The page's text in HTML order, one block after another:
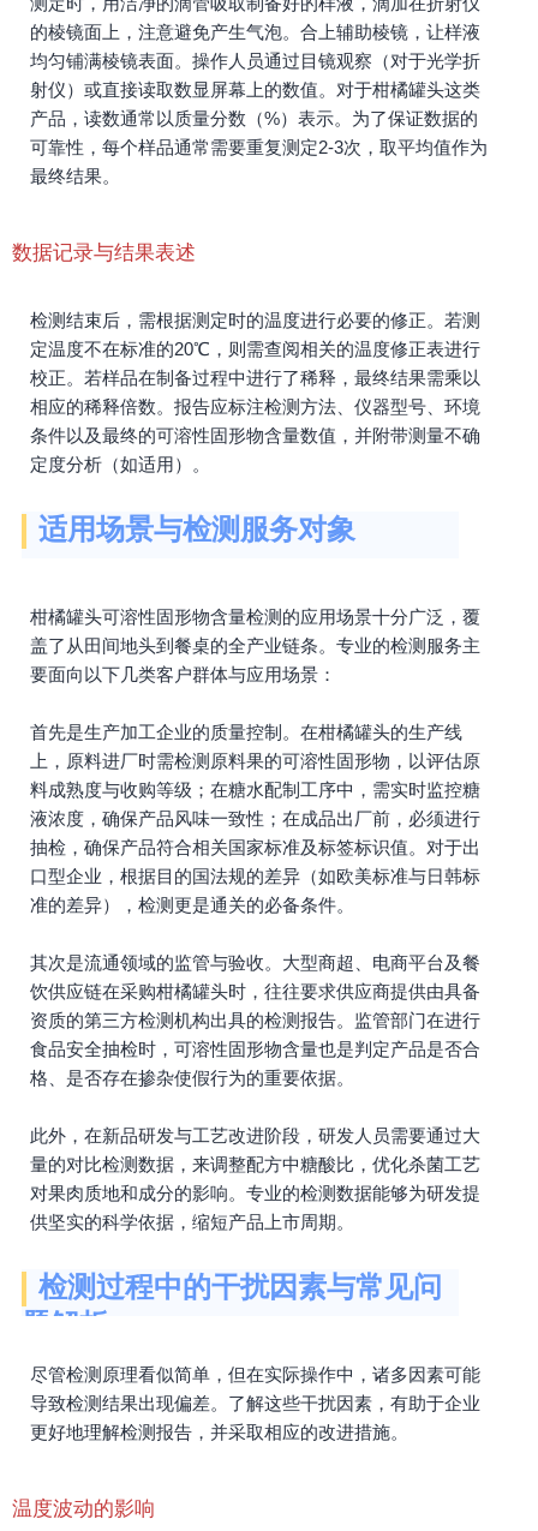
的棱镜面上，注意避免产生气泡。合上辅助棱镜，让样液
均匀铺满棱镜表面。操作人员通过目镜观察（对于光学折
射仪）或直接读取数显屏幕上的数值。对于柑橘罐头这类
产品，读数通常以质量分数（%）表示。为了保证数据的
可靠性，每个样品通常需要重复测定2-3次，取平均值作为
最终结果。
数据记录与结果表述
检测结束后，需根据测定时的温度进行必要的修正。若测
定温度不在标准的20℃，则需查阅相关的温度修正表进行
校正。若样品在制备过程中进行了稀释，最终结果需乘以
相应的稀释倍数。报告应标注检测方法、仪器型号、环境
条件以及最终的可溶性固形物含量数值，并附带测量不确
定度分析（如适用）。
适用场景与检测服务对象
柑橘罐头可溶性固形物含量检测的应用场景十分广泛，覆
盖了从田间地头到餐桌的全产业链条。专业的检测服务主
要面向以下几类客户群体与应用场景：
首先是生产加工企业的质量控制。在柑橘罐头的生产线
上，原料进厂时需检测原料果的可溶性固形物，以评估原
料成熟度与收购等级；在糖水配制工序中，需实时监控糖
液浓度，确保产品风味一致性；在成品出厂前，必须进行
抽检，确保产品符合相关国家标准及标签标识值。对于出
口型企业，根据目的国法规的差异（如欧美标准与日韩标
准的差异），检测更是通关的必备条件。
其次是流通领域的监管与验收。大型商超、电商平台及餐
饮供应链在采购柑橘罐头时，往往要求供应商提供由具备
资质的第三方检测机构出具的检测报告。监管部门在进行
食品安全抽检时，可溶性固形物含量也是判定产品是否合
格、是否存在掺杂使假行为的重要依据。
此外，在新品研发与工艺改进阶段，研发人员需要通过大
量的对比检测数据，来调整配方中糖酸比，优化杀菌工艺
对果肉质地和成分的影响。专业的检测数据能够为研发提
供坚实的科学依据，缩短产品上市周期。
检测过程中的干扰因素与常见问
题解析
尽管检测原理看似简单，但在实际操作中，诸多因素可能
导致检测结果出现偏差。了解这些干扰因素，有助于企业
更好地理解检测报告，并采取相应的改进措施。
温度波动的影响